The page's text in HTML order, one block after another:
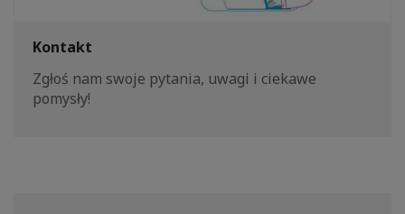
Kontakt
Zgłoś nam swoje pytania, uwagi i ciekawe
pomysły!